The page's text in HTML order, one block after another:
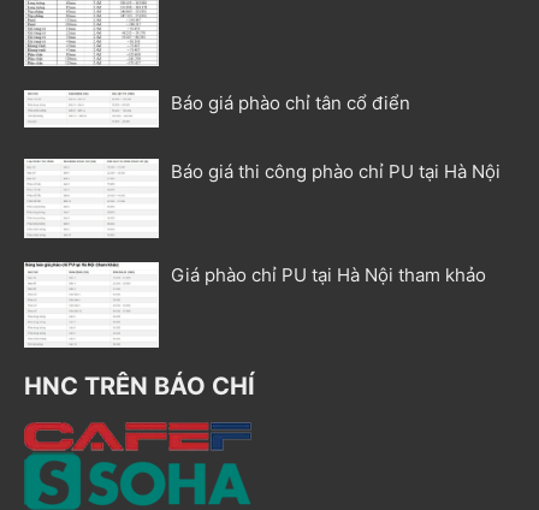
Báo giá phào chỉ tân cổ điển
Báo giá thi công phào chỉ PU tại Hà Nội
Giá phào chỉ PU tại Hà Nội tham khảo
HNC TRÊN BÁO CHÍ